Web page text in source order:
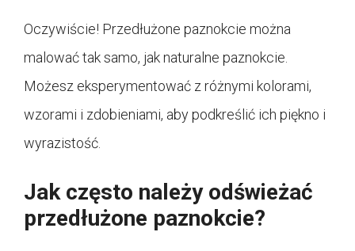
Oczywiście! Przedłużone paznokcie można
malować tak samo, jak naturalne paznokcie.
Możesz eksperymentować z różnymi kolorami,
wzorami i zdobieniami, aby podkreślić ich piękno i
wyrazistość.
Jak często należy odświeżać
przedłużone paznokcie?